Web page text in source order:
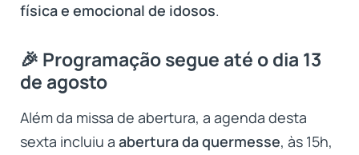
física e emocional de idosos.
🎉 Programação segue até o dia 13
de agosto
Além da missa de abertura, a agenda desta
sexta incluiu a abertura da quermesse, às 15h,